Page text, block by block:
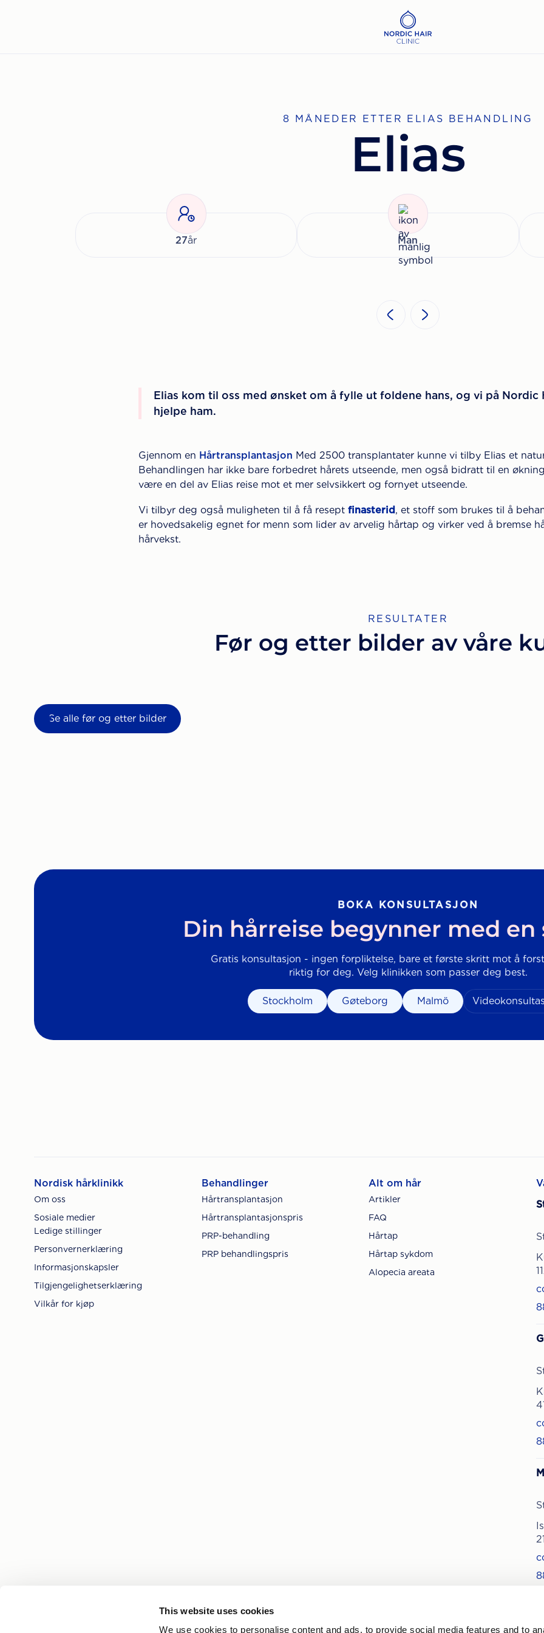
This website uses cookies
We use cookies to personalise content and ads, to provide social media features and to
8 MÅNEDER ETTER ELIAS BEHANDLING
Elias
27år Man
Elias kom til oss med ønsket om å fylle ut foldene hans, og vi på Nordic
hjelpe ham.
Gjennom en Hårtransplantasjon Med 2500 transplantater kunne vi tilby Elias et
Behandlingen har ikke bare forbedret hårets utseende, men også bidratt til en
være en del av Elias reise mot et mer selvsikkert og fornyet utseende.
Vi tilbyr deg også muligheten til å få resept finasterid, et stoff som brukes til å
er hovedsakelig egnet for menn som lider av arvelig hårtap og virker ved å bremse
hårvekst.
RESULTATER
Før og etter bilder av våre
Se alle før og etter bilder
BOKA KONSULTASJON
Din hårreise begynner med en
Gratis konsultasjon - ingen forpliktelse, bare et første skritt mot å
riktig for deg. Velg klinikken som passer deg best.
Stockholm Gøteborg Malmö
Nordisk hårklinikk
Om oss
Sosiale medier
Ledige stillinger
Personvernerklæring
Informasjonskapsler
Tilgjengelighetserklæring
Vilkår for kjøp
Behandlinger
Hårtransplantasjon
Hårtransplantasjonspris
PRP-behandling
PRP behandlingspris
Alt om hår
Artikler
FAQ
Hårtap
Hårtap sykdom
Alopecia areata